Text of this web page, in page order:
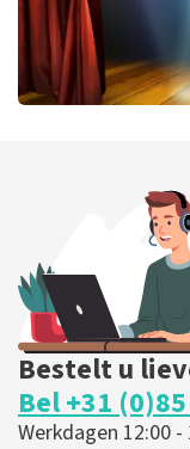
BESTEL NU
Bestelt u
Bel +31
Werkdagen 12:00 -